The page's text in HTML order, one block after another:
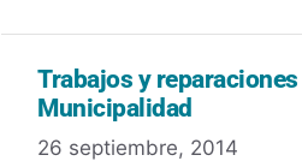
Trabajos y
Municipalidad
26 septiembre, 2014